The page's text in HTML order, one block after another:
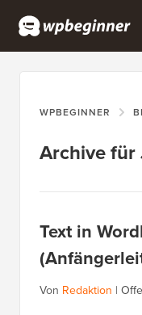
WPBEGINNER
Archive
Text in
Von Redaktion |